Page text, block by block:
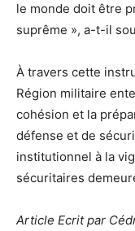
le monde doit être
suprême », a-t-il
À travers cette
Région militaire
cohésion et la
défense et de
institutionnel à la
sécuritaires
Article Ecrit par